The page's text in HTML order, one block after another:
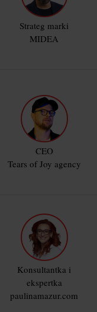
Strateg marki
MIDEA
CEO
Tears of Joy agency
Konsultantka i
ekspertka
paulinamazur.com